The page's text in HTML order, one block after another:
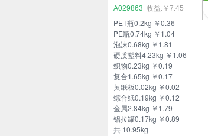
A029863
￥7.45
PET瓶0.2kg ￥0.36
PE瓶0.74kg ￥1.04
泡沫0.68kg ￥1.81
硬质塑料4.23kg ￥1.06
织物0.23kg ￥0.19
复合1.65kg ￥0.17
黄纸板0.02kg ￥0.02
综合纸0.19kg ￥0.12
金属2.84kg ￥1.79
铝拉罐0.17kg ￥0.89
共 10.95kg